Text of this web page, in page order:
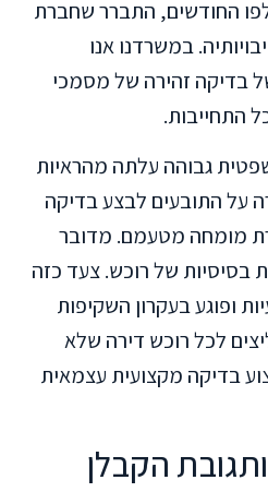
החודשים, התברר שחברת
במשרדנו אנו
בדיקה זהירה של מסמכי
התחייבות.
גבוהה עלתה מהראיות
על התובעים לבצע בדיקה
מומחה מטעמם. מדובר
בסיסיות של רוכש. צעד כזה
ופוגע בעקרון השקיפות
לכל רוכש דירה שלא
בדיקה מקצועית עצמאית
הקבלן